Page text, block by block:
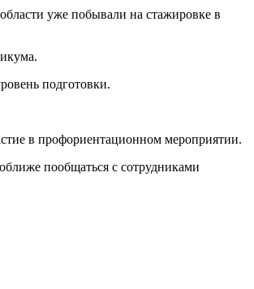
уже побывали на стажировке в
подготовки.
в профориентационном мероприятии.
пообщаться с сотрудниками